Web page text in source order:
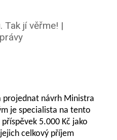
návrh Ministra
je specialista na tento
příspěvek 5.000 Kč jako
celkový příjem